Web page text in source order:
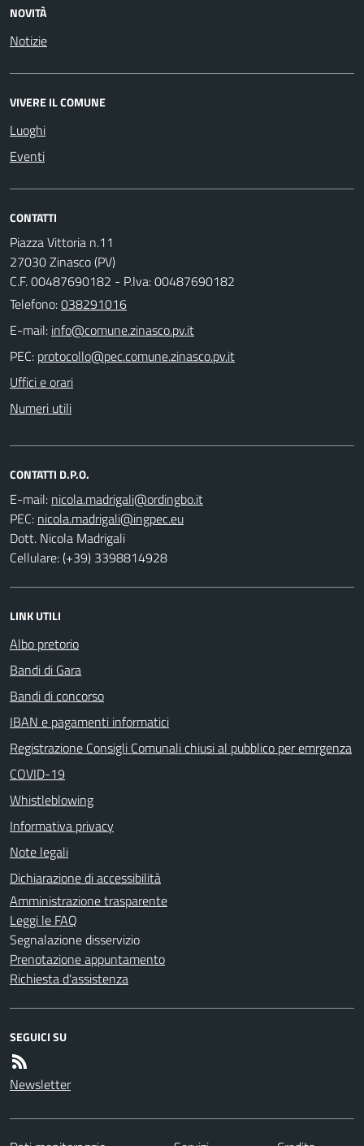
NOVITÀ
Notizie
VIVERE IL COMUNE
Luoghi
Eventi
CONTATTI
Piazza Vittoria n.11
27030 Zinasco (PV)
C.F. 00487690182 - P.Iva: 00487690182
Telefono:038291016
E-mail:
PEC:
Uffici e orari
Numeri utili
CONTATTI D.P.O.
E-mail:
PEC:
Dott. Nicola Madrigali
Cellulare: (+39) 3398814928
LINK UTILI
Albo pretorio
Bandi di Gara
Bandi di concorso
IBAN e pagamenti informatici
Registrazione Consigli Comunali chiusi al pubblico per emrgenza
COVID-19
Whistleblowing
Informativa privacy
Note legali
Dichiarazione di accessibilità
Amministrazione trasparente
Leggi le FAQ
Segnalazione disservizio
Prenotazione appuntamento
Richiesta d'assistenza
SEGUICI SU
Newsletter